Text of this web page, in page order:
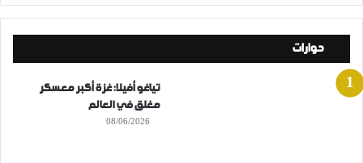
حوارات
تياغو أفيلا: غزة أكبر معسكر
مغلق في العالم
08/06/2026